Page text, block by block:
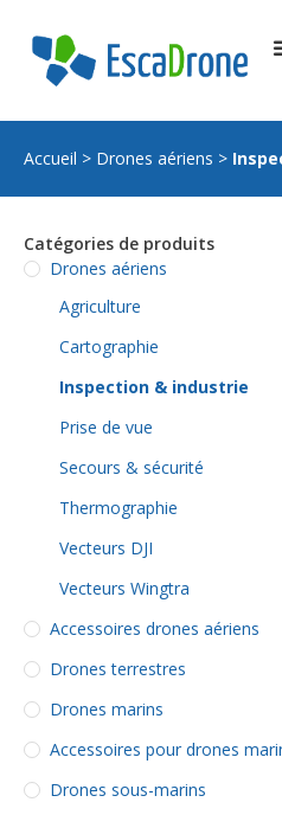
Accueil > Drones aériens >
Catégories de produits
Drones aériens
Agriculture
Cartographie
Inspection & industrie
Prise de vue
Secours & sécurité
Thermographie
Vecteurs DJI
Vecteurs Wingtra
Accessoires drones aériens
Drones terrestres
Drones marins
Accessoires pour drones
Drones sous-marins